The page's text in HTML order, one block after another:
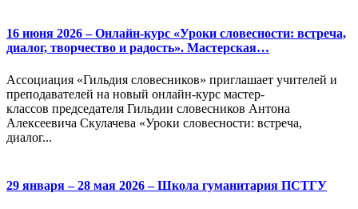
16 июня 2026 – Онлайн-курс «Уроки словесности: встреча,
диалог, творчество и радость». Мастерская…
Ассоциация «Гильдия словесников» приглашает учителей и
преподавателей на новый онлайн-курс мастер-
классов председателя Гильдии словесников Антона
Алексеевича Скулачева «Уроки словесности: встреча,
диалог...
29 января – 28 мая 2026 – Школа гуманитария ПСТГУ